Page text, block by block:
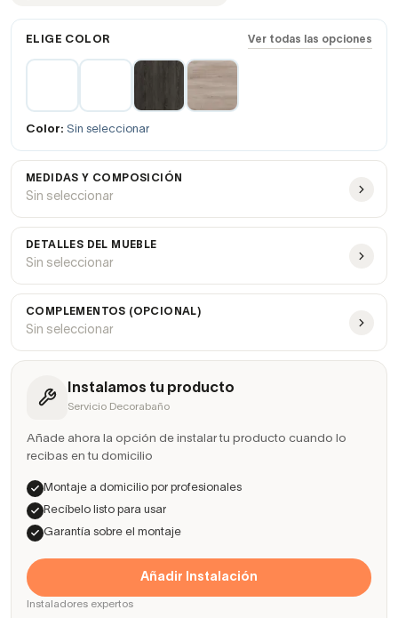
ELIGE COLOR Ver todas las opciones
Color: Sin seleccionar
MEDIDAS Y COMPOSICIÓN
Sin seleccionar
DETALLES DEL MUEBLE
Sin seleccionar
COMPLEMENTOS (OPCIONAL)
Sin seleccionar
Instalamos tu producto
Servicio Decorabaño
Añade ahora la opción de instalar tu producto cuando lo
recibas en tu domicilio
Montaje a domicilio por profesionales
Recíbelo listo para usar
Garantía sobre el montaje
Añadir Instalación
Instaladores expertos